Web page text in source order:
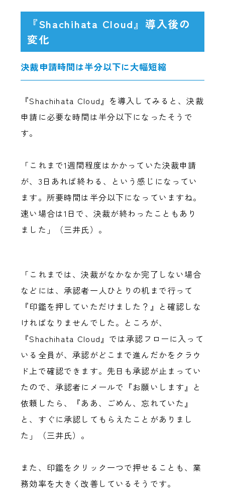
『Shachihata Cloud』導入後の
変化
決裁申請時間は半分以下に大幅短縮
『Shachihata Cloud』を導入してみると、決裁
申請に必要な時間は半分以下になったそうで
す。
「これまで1週間程度はかかっていた決裁申請
が、3日あれば終わる、という感じになってい
ます。所要時間は半分以下になっていますね。
速い場合は1日で、決裁が終わったこともあり
ました」（三井氏）。
「これまでは、決裁がなかなか完了しない場合
などには、承認者一人ひとりの机まで行って
『印鑑を押していただけました？』と確認しな
ければなりませんでした。ところが、
『Shachihata Cloud』では承認フローに入って
いる全員が、承認がどこまで進んだかをクラウ
ド上で確認できます。先日も承認が止まってい
たので、承認者にメールで『お願いします』と
依頼したら、『ああ、ごめん、忘れていた』
と、すぐに承認してもらえたことがありまし
た」（三井氏）。
また、印鑑をクリック一つで押せることも、業
務効率を大きく改善しているそうです。